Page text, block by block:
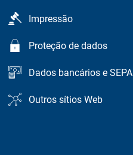
Impressão
Proteção de dados
Dados bancários e SEPA
Outros sítios Web